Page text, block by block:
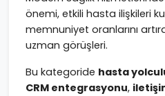
önemi, etkili hasta ilişkileri
memnuniyet oranlarını
uzman görüşleri.
Bu kategoride hasta
CRM entegrasyonu,